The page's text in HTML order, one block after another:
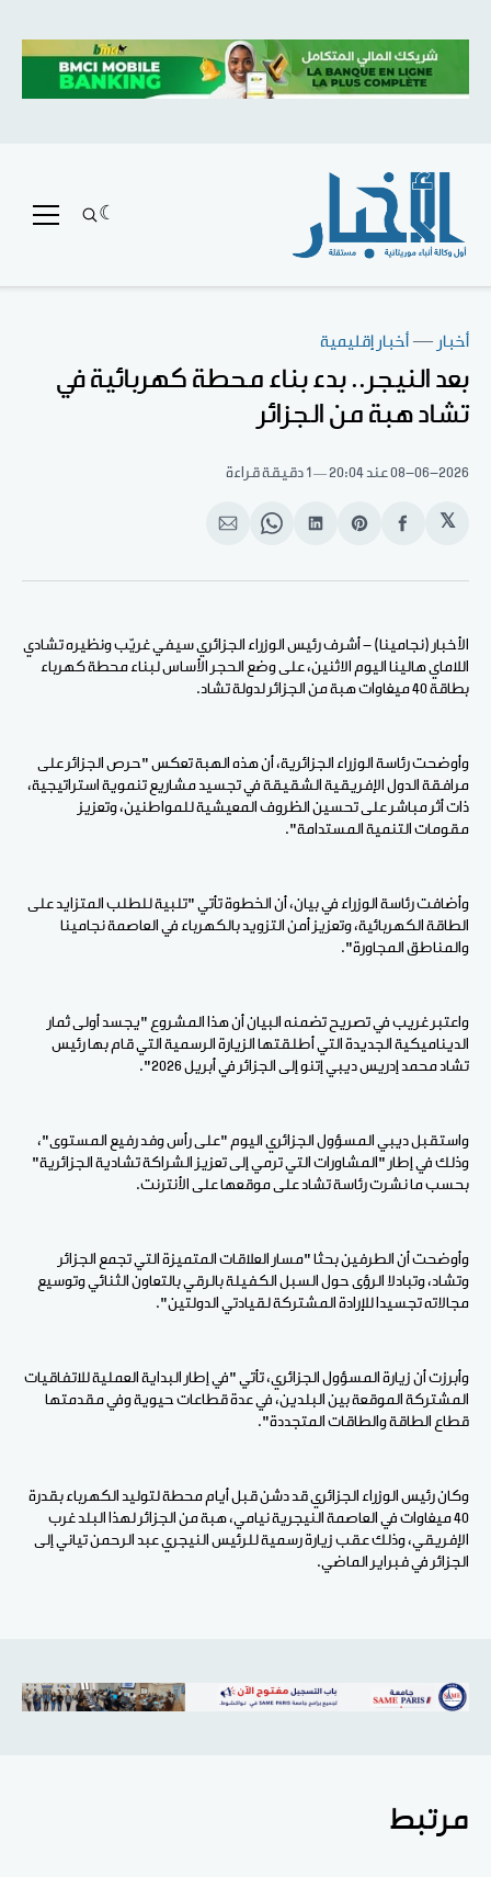
أخبار — أخبار إقليمية
بعد النيجر.. بدء بناء محطة كهربائية في
تشاد هبة من الجزائر
08-06-2026عند 20:04 1 دقيقة قراءة
𝕏
انشر
الفيسبوك
Share
Pinterest
انشر
لينكد
Share
WhatsApp
انشر
الإيميل
الأخبار (نجامينا) - أشرف رئيس الوزراء الجزائري سيفي غريّب ونظيره تشادي
اللاماي هالينا اليوم الاثنين، على وضع الحجر الأساس لبناء محطة كهرباء
بطاقة 40 ميغاوات هبة من الجزائر لدولة تشاد.
وأوضحت رئاسة الوزراء الجزائرية، أن هذه الهبة تعكس "حرص الجزائر على
مرافقة الدول الإفريقية الشقيقة في تجسيد مشاريع تنموية استراتيجية،
ذات أثر مباشر على تحسين الظروف المعيشية للمواطنين، وتعزيز
مقومات التنمية المستدامة".
وأضافت رئاسة الوزراء في بيان، أن الخطوة تأتي "تلبية للطلب المتزايد على
الطاقة الكهربائية، وتعزيز أمن التزويد بالكهرباء في العاصمة نجامينا
والمناطق المجاورة".
واعتبر غريب في تصريح تضمنه البيان أن هذا المشروع "يجسد أولى ثمار
الديناميكية الجديدة التي أطلقتها الزيارة الرسمية التي قام بها رئيس
تشاد محمد إدريس ديبي إتنو إلى الجزائر في أبريل 2026".
واستقبل ديبي المسؤول الجزائري اليوم "على رأس وفد رفيع المستوى"،
وذلك في إطار "المشاورات التي ترمي إلى تعزيز الشراكة تشادية الجزائرية"
بحسب ما نشرت رئاسة تشاد على موقعها على الأنترنت.
وأوضحت أن الطرفين بحثا "مسار العلاقات المتميزة التي تجمع الجزائر
وتشاد، وتبادلا الرؤى حول السبل الكفيلة بالرقي بالتعاون الثنائي وتوسيع
مجالاته تجسيدا للإرادة المشتركة لقيادتي الدولتين".
وأبرزت أن زيارة المسؤول الجزائري، تأتي "في إطار البداية العملية للاتفاقيات
المشتركة الموقعة بين البلدين، في عدة قطاعات حيوية وفي مقدمتها
قطاع الطاقة والطاقات المتجددة".
وكان رئيس الوزراء الجزائري قد دشن قبل أيام محطة لتوليد الكهرباء بقدرة
40 ميغاوات في العاصمة النيجرية نيامي، هبة من الجزائر لهذا البلد غرب
الإفريقي، وذلك عقب زيارة رسمية للرئيس النيجري عبد الرحمن تياني إلى
الجزائر في فبراير الماضي.
مرتبط